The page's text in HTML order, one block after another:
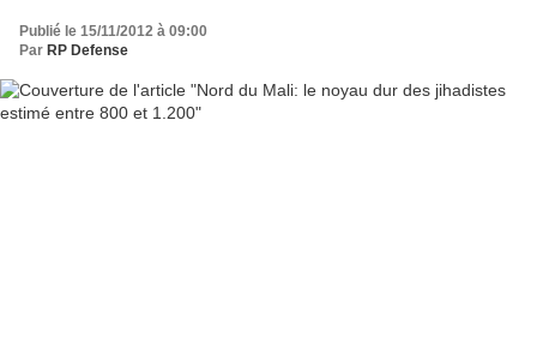
Publié le 15/11/2012 à 09:00
Par RP Defense